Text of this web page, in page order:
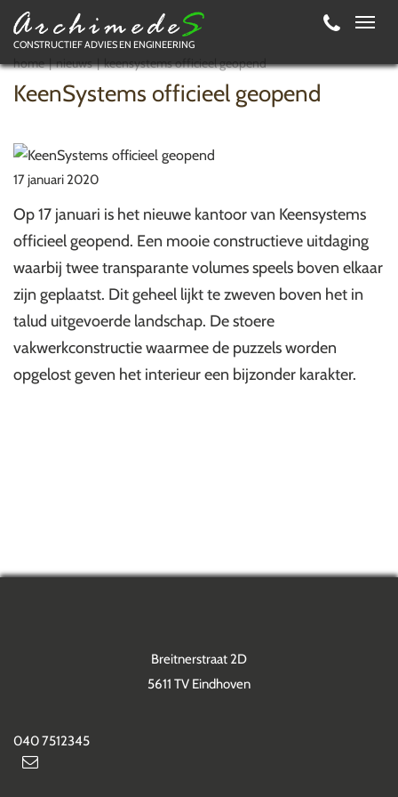
CONSTRUCTIEF ADVIES EN ENGINEERING
home nieuws keensystems officieel geopend
KeenSystems officieel geopend
17 januari 2020
Op 17 januari is het nieuwe kantoor van Keensystems
officieel geopend. Een mooie constructieve uitdaging
waarbij twee transparante volumes speels boven elkaar
zijn geplaatst. Dit geheel lijkt te zweven boven het in
talud uitgevoerde landschap. De stoere
vakwerkconstructie waarmee de puzzels worden
opgelost geven het interieur een bijzonder karakter.
Breitnerstraat 2D
5611 TV Eindhoven
040 7512345